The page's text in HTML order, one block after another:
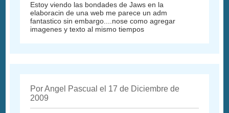
Estoy viendo las bondades de Jaws en la
elaboracin de una web me parece un adm
fantastico sin embargo....nose como agregar
imagenes y texto al mismo tiempos
Por Angel Pascual el 17 de Diciembre de
2009